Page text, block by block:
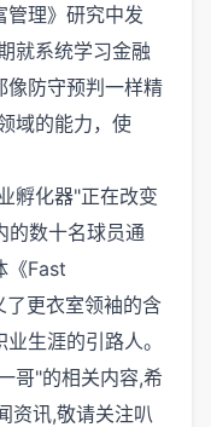
管理》研究中发
就系统学习金融
像防守预判一样精
域的能力，使
孵化器"正在改变
的数十名球员通
《Fast
更衣室领袖的含
生涯的引路人。
哥"的相关内容,希
资讯,敬请关注叭